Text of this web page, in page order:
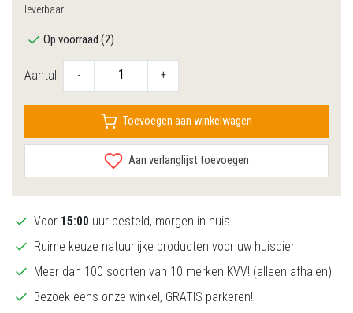
leverbaar.
Op voorraad (2)
Aantal - +
Toevoegen aan winkelwagen
Aan verlanglijst toevoegen
Voor 15:00 uur besteld, morgen in huis
Ruime keuze natuurlijke producten voor uw huisdier
Meer dan 100 soorten van 10 merken KVV! (alleen afhalen)
Bezoek eens onze winkel, GRATIS parkeren!